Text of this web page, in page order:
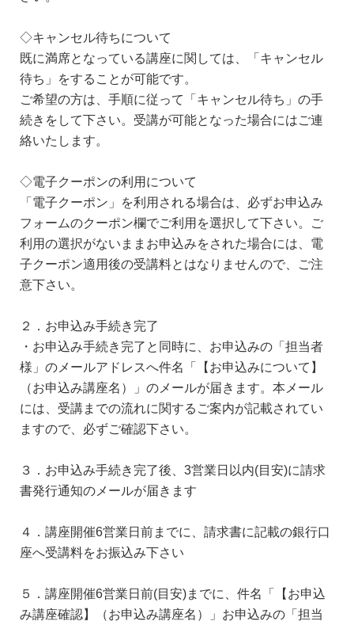
◇キャンセル待ちについて
既に満席となっている講座に関しては、「キャンセル
待ち」をすることが可能です。
ご希望の方は、手順に従って「キャンセル待ち」の手
続きをして下さい。受講が可能となった場合にはご連
絡いたします。
◇電子クーポンの利用について
「電子クーポン」を利用される場合は、必ずお申込み
フォームのクーポン欄でご利用を選択して下さい。ご
利用の選択がないままお申込みをされた場合には、電
子クーポン適用後の受講料とはなりませんので、ご注
意下さい。
２．お申込み手続き完了
・お申込み手続き完了と同時に、お申込みの「担当者
様」のメールアドレスへ件名「【お申込みについて】
（お申込み講座名）」のメールが届きます。本メール
には、受講までの流れに関するご案内が記載されてい
ますので、必ずご確認下さい。
３．お申込み手続き完了後、3営業日以内(目安)に請求
書発行通知のメールが届きます
４．講座開催6営業日前までに、請求書に記載の銀行口
座へ受講料をお振込み下さい
５．講座開催6営業日前(目安)までに、件名「【お申込
み講座確認】（お申込み講座名）」お申込みの「担当